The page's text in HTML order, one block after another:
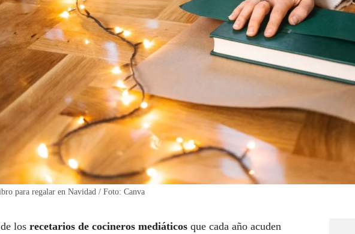
para regalar en Navidad / Foto: Canva
los recetarios de cocineros mediáticos que cada año acuden